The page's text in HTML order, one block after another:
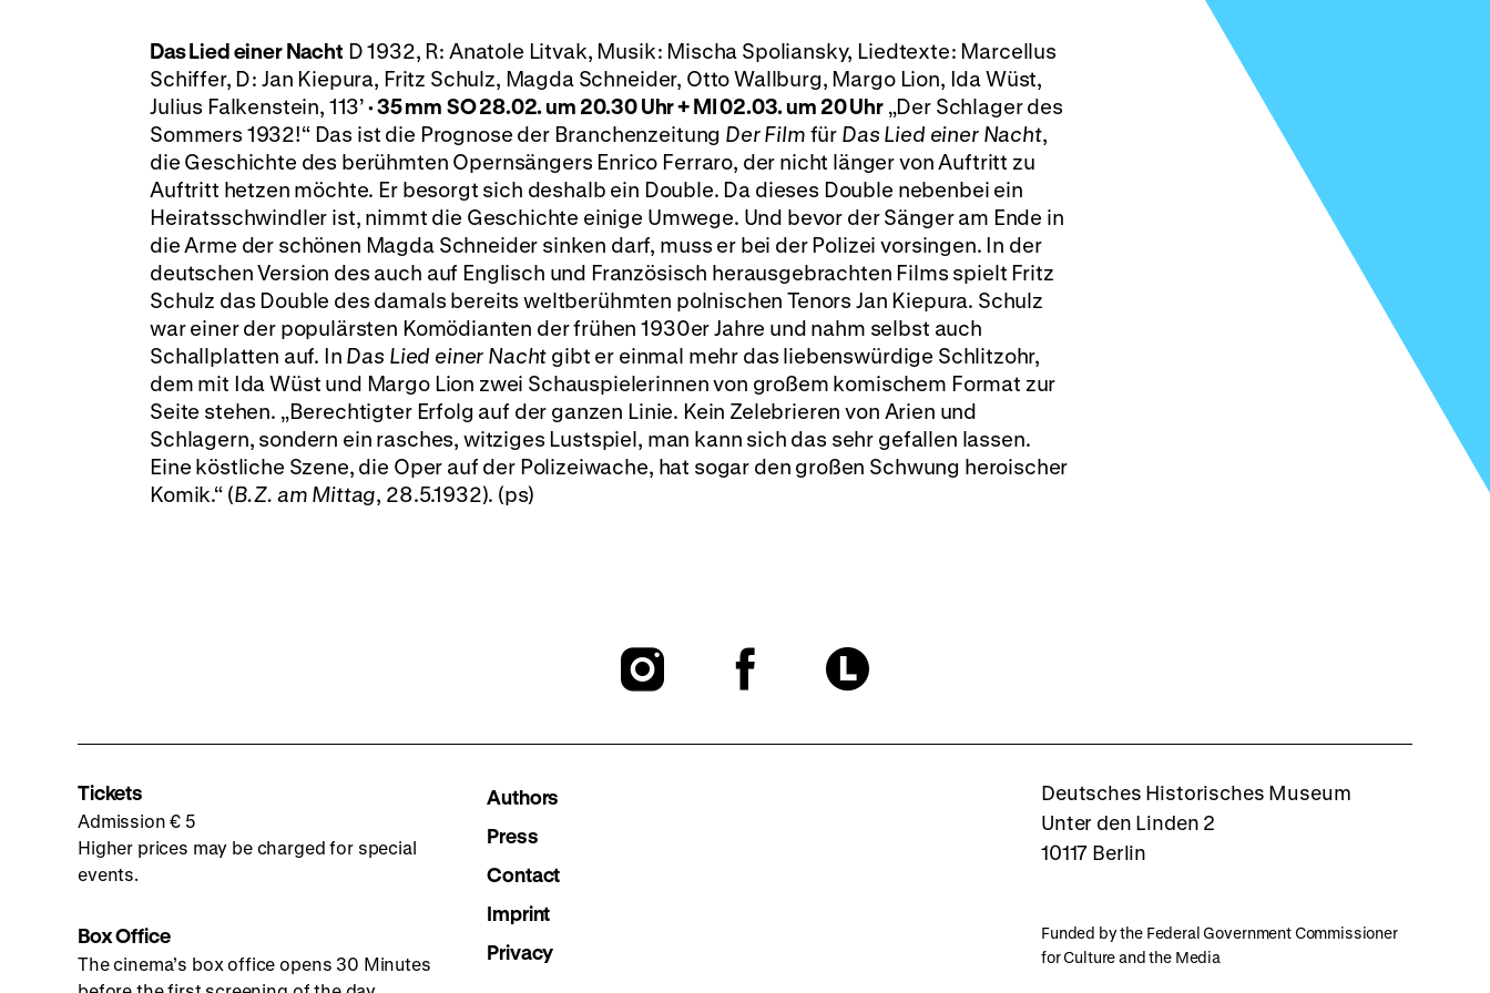
Das Lied einer Nacht D 1932, R: Anatole Litvak, Musik: Mischa Spoliansky, Liedtexte: Marcellus
Schiffer, D: Jan Kiepura, Fritz Schulz, Magda Schneider, Otto Wallburg, Margo Lion, Ida Wüst,
Julius Falkenstein, 113’·35 mm SO 28.02. um 20.30 Uhr + MI 02.03. um 20 Uhr„Der Schlager des
Sommers 1932!“ Das ist die Prognose der Branchenzeitung Der Film für Das Lied einer Nacht,
die Geschichte des berühmten Opernsängers Enrico Ferraro, der nicht länger von Auftritt zu
Auftritt hetzen möchte. Er besorgt sich deshalb ein Double. Da dieses Double nebenbei ein
Heiratsschwindler ist, nimmt die Geschichte einige Umwege. Und bevor der Sänger am Ende in
die Arme der schönen Magda Schneider sinken darf, muss er bei der Polizei vorsingen. In der
deutschen Version des auch auf Englisch und Französisch herausgebrachten Films spielt Fritz
Schulz das Double des damals bereits weltberühmten polnischen Tenors Jan Kiepura. Schulz
war einer der populärsten Komödianten der frühen 1930er Jahre und nahm selbst auch
Schallplatten auf. In Das Lied einer Nacht gibt er einmal mehr das liebenswürdige Schlitzohr,
dem mit Ida Wüst und Margo Lion zwei Schauspielerinnen von großem komischem Format zur
Seite stehen. „Berechtigter Erfolg auf der ganzen Linie. Kein Zelebrieren von Arien und
Schlagern, sondern ein rasches, witziges Lustspiel, man kann sich das sehr gefallen lassen.
Eine köstliche Szene, die Oper auf der Polizeiwache, hat sogar den großen Schwung heroischer
Komik.“ (B.Z. am Mittag, 28.5.1932). (ps)
To
To
To
Letterboxd
Tickets
Admission € 5
Higher prices may be charged for special
events.
Box Office
The cinema’s box office opens 30 Minutes
Authors
Press
Contact
Imprint
Privacy
Deutsches Historisches Museum
Unter den Linden 2
10117 Berlin
Funded by the Federal Government Commissioner
for Culture and the Media